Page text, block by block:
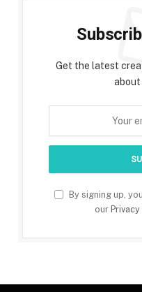
Get the latest
about
By signing up,
our